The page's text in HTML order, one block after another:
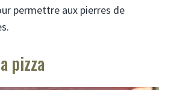
permettre aux pierres de
pizza